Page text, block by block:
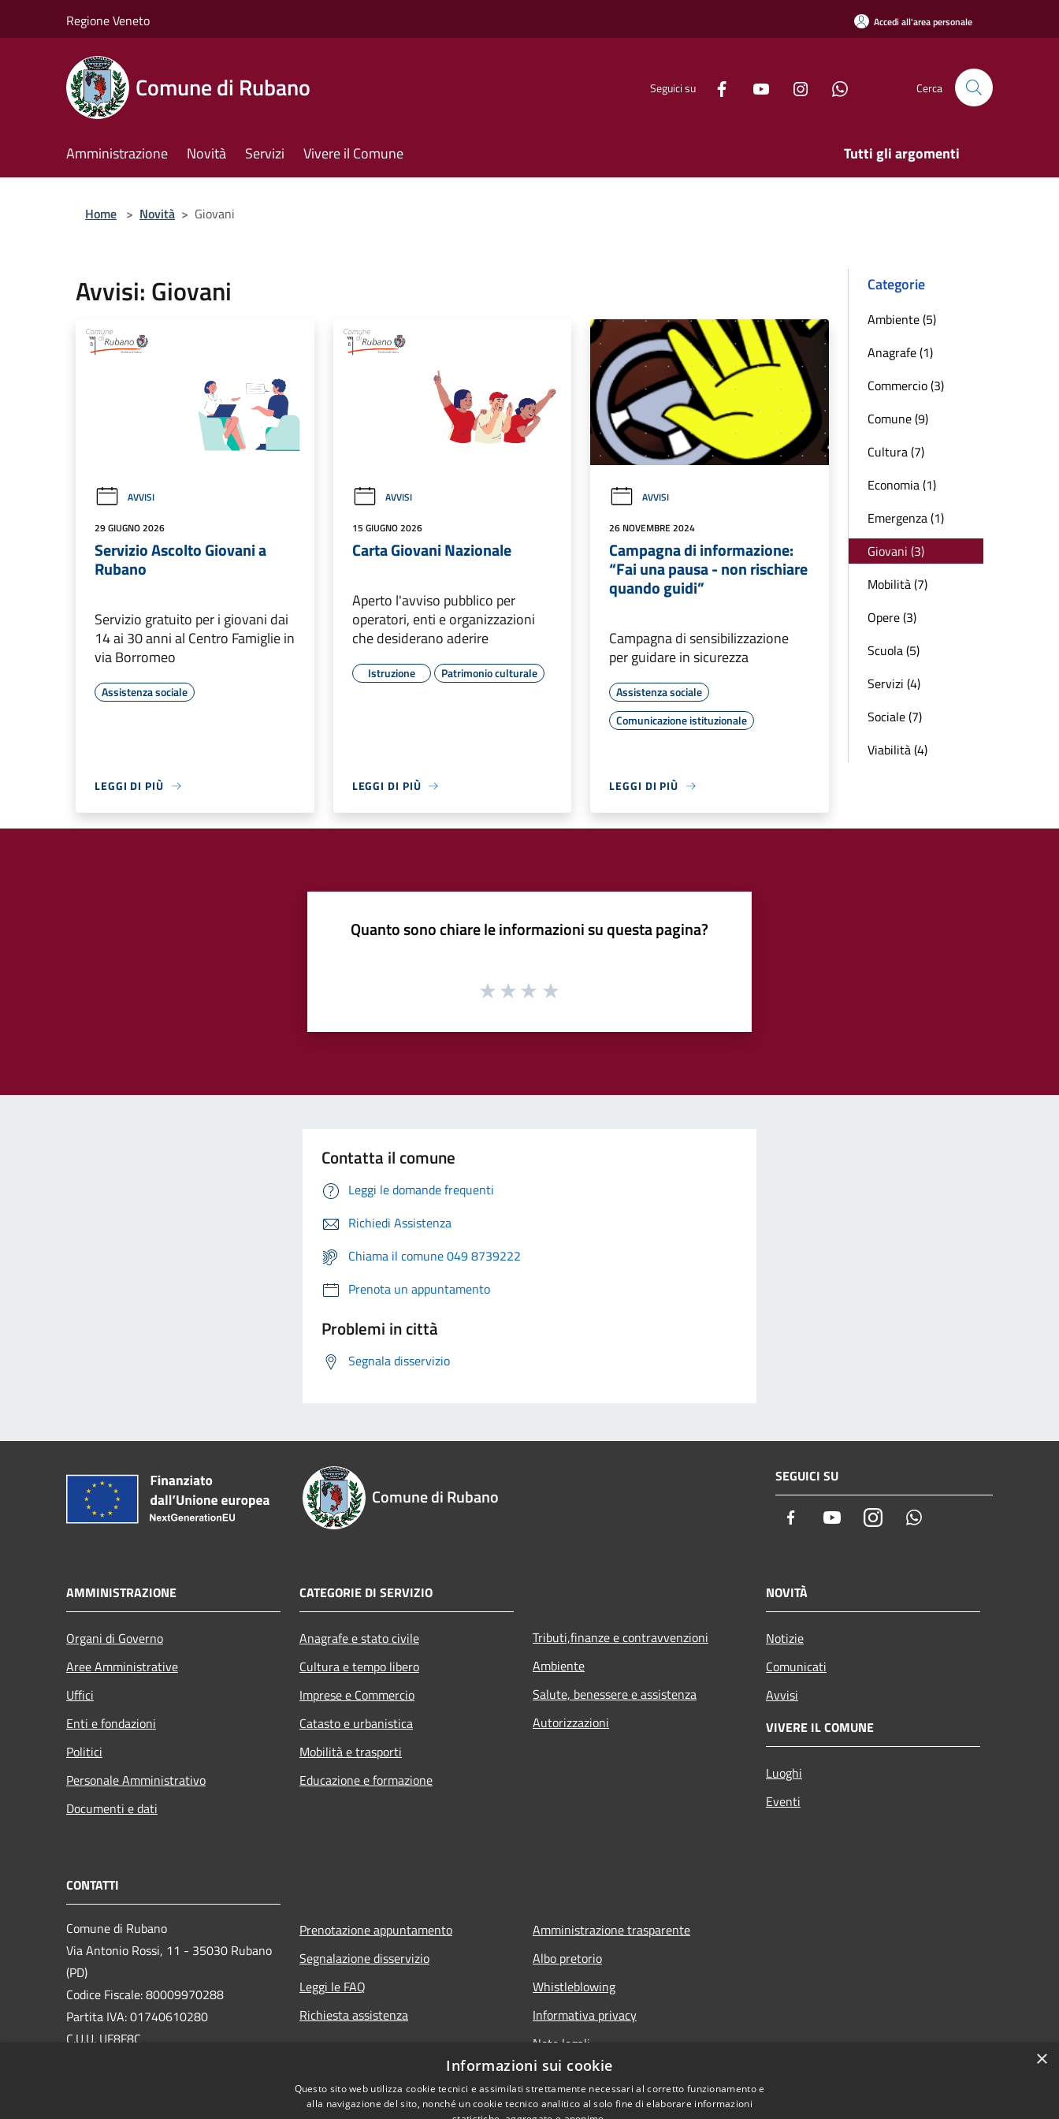
Regione Veneto Accedi all'area personale
Comune di Rubano Seguici su Cerca
Amministrazione Novità Servizi Vivere il Comune Tutti gli argomenti
Home > Novità > Giovani
Avvisi: Giovani
AVVISI
29 GIUGNO 2026
Servizio Ascolto Giovani a
Rubano
Servizio gratuito per i giovani dai
14 ai 30 anni al Centro Famiglie in
via Borromeo
Assistenza sociale
LEGGI DI PIÙ
AVVISI
15 GIUGNO 2026
Carta Giovani Nazionale
Aperto l'avviso pubblico per
operatori, enti e organizzazioni
che desiderano aderire
Istruzione Patrimonio culturale
LEGGI DI PIÙ
AVVISI
26 NOVEMBRE 2024
Campagna di informazione:
“Fai una pausa - non rischiare
quando guidi”
Campagna di sensibilizzazione
per guidare in sicurezza
Assistenza sociale
Comunicazione istituzionale
LEGGI DI PIÙ
Categorie
Ambiente (5)
Anagrafe (1)
Commercio (3)
Comune (9)
Cultura (7)
Economia (1)
Emergenza (1)
Giovani (3)
Mobilità (7)
Opere (3)
Scuola (5)
Servizi (4)
Sociale (7)
Viabilità (4)
Quanto sono chiare le informazioni su questa pagina?
Contatta il comune
Leggi le domande frequenti
Richiedi Assistenza
Chiama il comune 049 8739222
Prenota un appuntamento
Problemi in città
Segnala disservizio
Comune di Rubano
SEGUICI SU
Facebook YoutubeInstagram
AMMINISTRAZIONE
Organi di Governo
Aree Amministrative
Uffici
Enti e fondazioni
Politici
Personale Amministrativo
Documenti e dati
CATEGORIE DI SERVIZIO
Anagrafe e stato civile
Cultura e tempo libero
Imprese e Commercio
Catasto e urbanistica
Mobilità e trasporti
Educazione e formazione
Tributi,finanze e contravvenzioni
Ambiente
Salute, benessere e assistenza
Autorizzazioni
NOVITÀ
Notizie
Comunicati
Avvisi
VIVERE IL COMUNE
Luoghi
Eventi
CONTATTI
Comune di Rubano
Via Antonio Rossi, 11 - 35030 Rubano
(PD)
Codice Fiscale: 80009970288
Partita IVA: 01740610280
C.U.U. UF8F8C
Prenotazione appuntamento
Segnalazione disservizio
Leggi le FAQ
Richiesta assistenza
Amministrazione trasparente
Albo pretorio
Whistleblowing
Informativa privacy
Note legali
Dichiarazione di accessibilità
Obiettivi di accessibilità 2026
×
Informazioni sui cookie
Questo sito web utilizza cookie tecnici e assimilati strettamente necessari al corretto funzionamento e
alla navigazione del sito, nonché un cookie tecnico analitico al solo fine di elaborare informazioni